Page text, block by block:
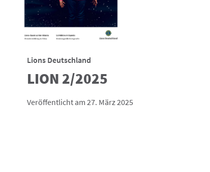
Lions Deutschland
LION 2/2025
Veröffentlicht am 27. März 2025